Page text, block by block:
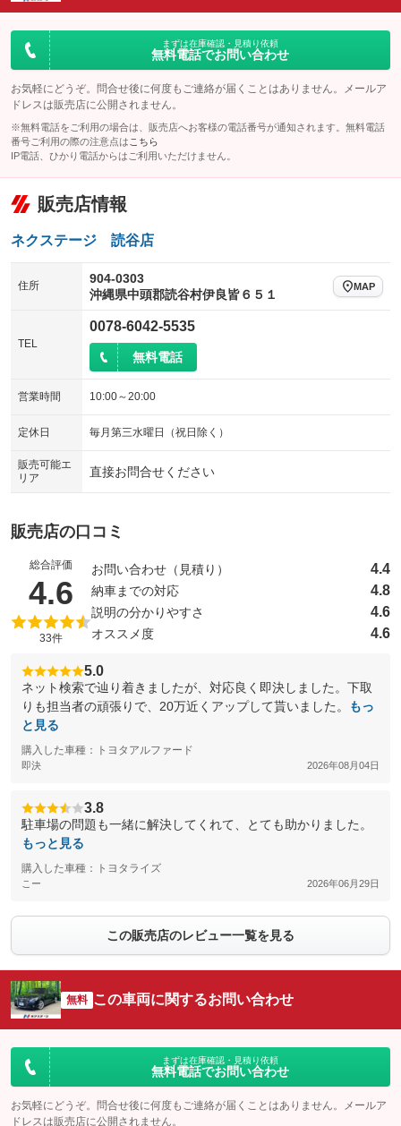
：装備なし
：装備なし
まずは在庫確認・見積り依頼
無料電話でお問い合わせ
お気軽にどうぞ。問合せ後に何度もご連絡が届くことはありません。メールア
ドレスは販売店に公開されません。
※無料電話をご利用の場合は、販売店へお客様の電話番号が通知されます。無料電話
番号ご利用の際の注意点は こちら
IP電話、ひかり電話からはご利用いただけません。
販売店情報
ネクステージ 読谷店
住所
904-0303
沖縄県中頭郡読谷村伊良皆６５１
MAP
TEL
0078-6042-5535
無料電話
営業時間 10:00～20:00
定休日 毎月第三水曜日（祝日除く）
販売可能エ
リア
直接お問合せください
販売店の口コミ
総合評価
4.6 （5点満点中）
33件
お問い合わせ（見積り） 4.4
納車までの対応 4.8
説明の分かりやすさ 4.6
オススメ度 4.6
5.0
ネット検索で辿り着きましたが、対応良く即決しました。下取
りも担当者の頑張りで、20万近くアップして貰いました。
もっ
と見る
購入した車種：トヨタアルファード
即決 2026年08月04日
3.8
駐車場の問題も一緒に解決してくれて、とても助かりました。
もっと見る
購入した車種：トヨタライズ
こー 2026年06月29日
この販売店のレビュー一覧を見る
無料 この車両に関するお問い合わせ
まずは在庫確認・見積り依頼
無料電話でお問い合わせ
お気軽にどうぞ。問合せ後に何度もご連絡が届くことはありません。メールア
ドレスは販売店に公開されません。